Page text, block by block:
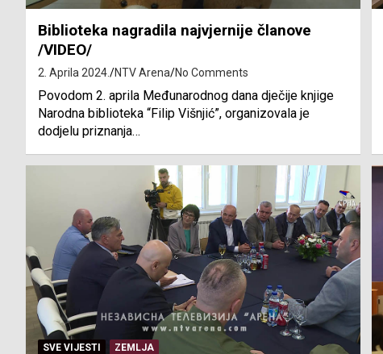
Biblioteka nagradila najvjernije članove
/VIDEO/
2. Aprila 2024. NTV Arena No Comments
Povodom 2. aprila Međunarodnog dana dječije knjige
Narodna biblioteka “Filip Višnjić”, organizovala je
dodjelu priznanja…
SVE VIJESTI ZEMLJA